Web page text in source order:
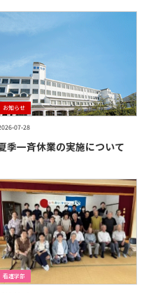
07-28
お知らせ
季一斉休業の実施について
看護学部